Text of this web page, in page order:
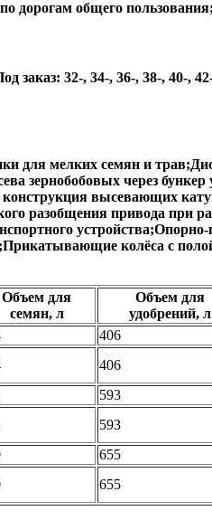
, 28-рядные;Под заказ: 32-,
для мелких семян и
зернобобовых через
высевающих
разобщения привода при
колёса с
Объем для
семян, л
Объем для
удобрений, л
406
406
593
593
655
655